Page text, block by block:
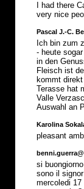
I had there
very nice
Pascal J.-C.
Ich bin zum
- heute
in den
Fleisch ist
kommt
Terasse hat
Valle
Auswahl an
Karolina
pleasant
si buongiorno
sono il
mercoledi